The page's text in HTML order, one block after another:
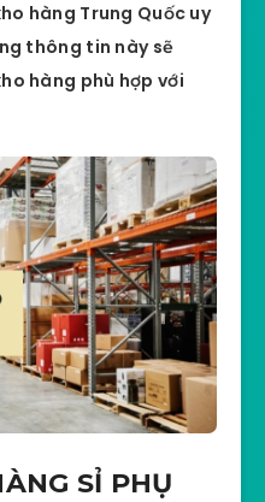
hàng Trung Quốc uy
thông tin này sẽ
hàng phù hợp với
SỈ PHỤ